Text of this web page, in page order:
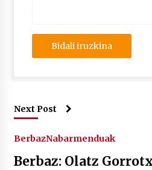
Next Post
BerbazNabarmenduak
Berbaz: Olatz